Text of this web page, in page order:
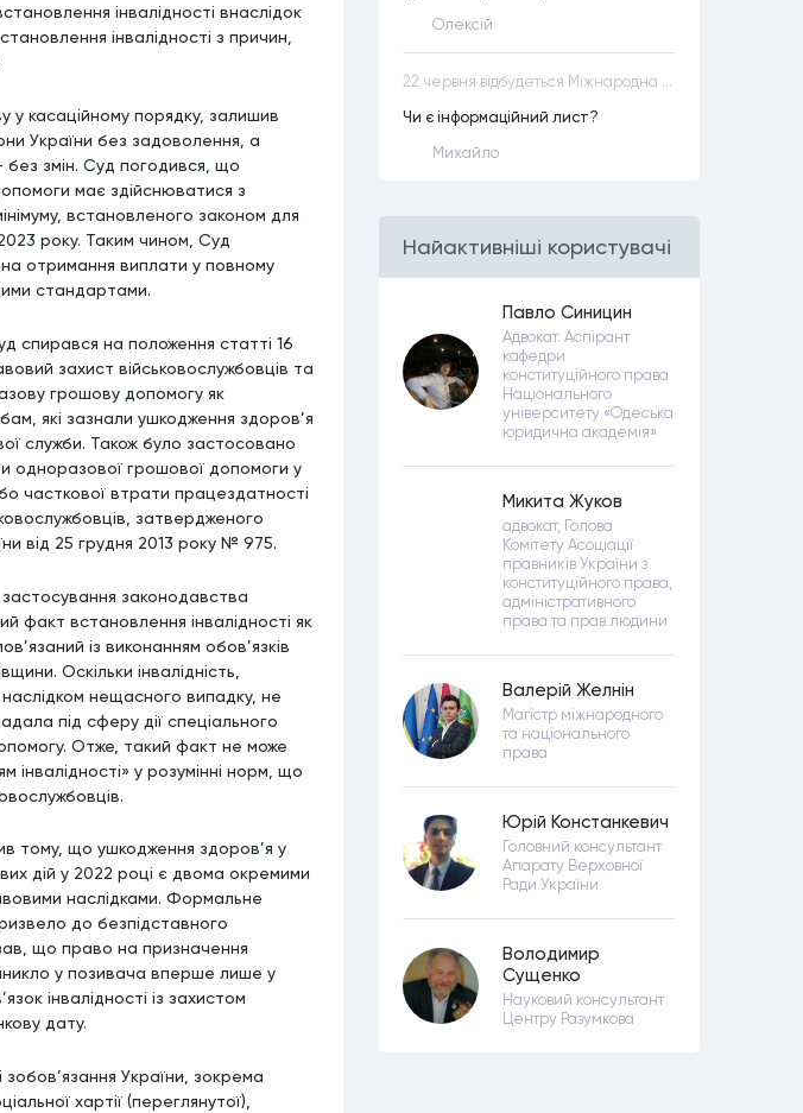
інвалідності внаслідок
інвалідності з причин,
касаційному порядку, залишив
України без задоволення, а
без змін. Суд погодився, що
має здійснюватися з
встановленого законом для
року. Таким чином, Суд
отримання виплати у повному
стандартами.
спирався на положення статті 16
захист військовослужбовців та
грошову допомогу як
які зазнали ушкодження здоров’я
служби. Також було застосовано
одноразової грошової допомоги у
часткової втрати працездатності
затвердженого
від 25 грудня 2013 року № 975.
законодавства
факт встановлення інвалідності як
із виконанням обов’язків
Оскільки інвалідність,
нещасного випадку, не
під сферу дії спеціального
Отже, такий факт не може
у розумінні норм, що
тому, що ушкодження здоров’я у
дій у 2022 році є двома окремими
наслідками. Формальне
до безпідставного
що право на призначення
у позивача вперше лише у
інвалідності із захистом
дату.
України, зокрема
хартії (переглянутої),
Олексій
22 червня відбудеться Міжнародна науково-практична конференція “Конституційна демократія в умовах загроз територіальній цілісності та національній безпеці”
Чи є інформаційний лист?
Михайло
Найактивнiшi користувачi
Павло Синицин
Адвокат. Аспірант
кафедри
конституційного права
Національного
університету «Одеська
юридична академія»
Микита Жуков
адвокат, Голова
Комітету Асоціації
правників України з
конституційного права,
адміністративного
права та прав людини
Валерій Желнін
Магістр міжнародного
та національного
права
Юрій Констанкевич
Головний консультант
Апарату Верховної
Ради України
Володимир
Сущенко
Науковий консультант
Центру Разумкова